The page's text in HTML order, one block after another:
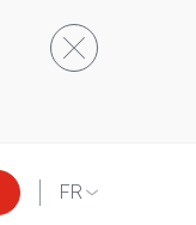
SELECT